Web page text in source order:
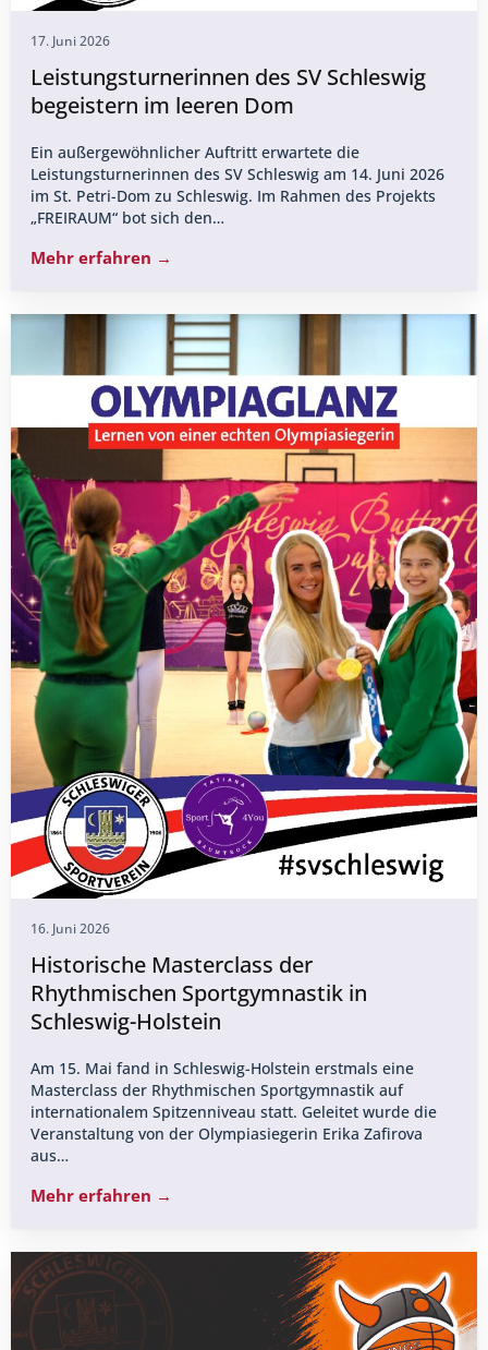
17. Juni 2026
Leistungsturnerinnen des SV Schleswig
begeistern im leeren Dom
Ein außergewöhnlicher Auftritt erwartete die
Leistungsturnerinnen des SV Schleswig am 14. Juni 2026
im St. Petri-Dom zu Schleswig. Im Rahmen des Projekts
„FREIRAUM“ bot sich den…
Mehr erfahren →
16. Juni 2026
Historische Masterclass der
Rhythmischen Sportgymnastik in
Schleswig-Holstein
Am 15. Mai fand in Schleswig-Holstein erstmals eine
Masterclass der Rhythmischen Sportgymnastik auf
internationalem Spitzenniveau statt. Geleitet wurde die
Veranstaltung von der Olympiasiegerin Erika Zafirova
aus…
Mehr erfahren →